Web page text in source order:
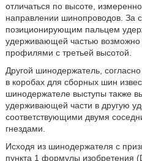
отличаться по высоте,
направлении шинопроводов. За
позиционирующим пальцем
удерживающей частью возможно
профилями с третьей высотой.
Другой шинодержатель,
в коробах для сборных шин
шинодержателе выступы также
удерживающей части в другую
соответствующими двумя
гнездами.
Исходя из шинодержателя с
пункта 1 формулы изобретения